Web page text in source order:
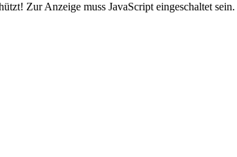
Zur Anzeige muss JavaScript eingeschaltet sein.